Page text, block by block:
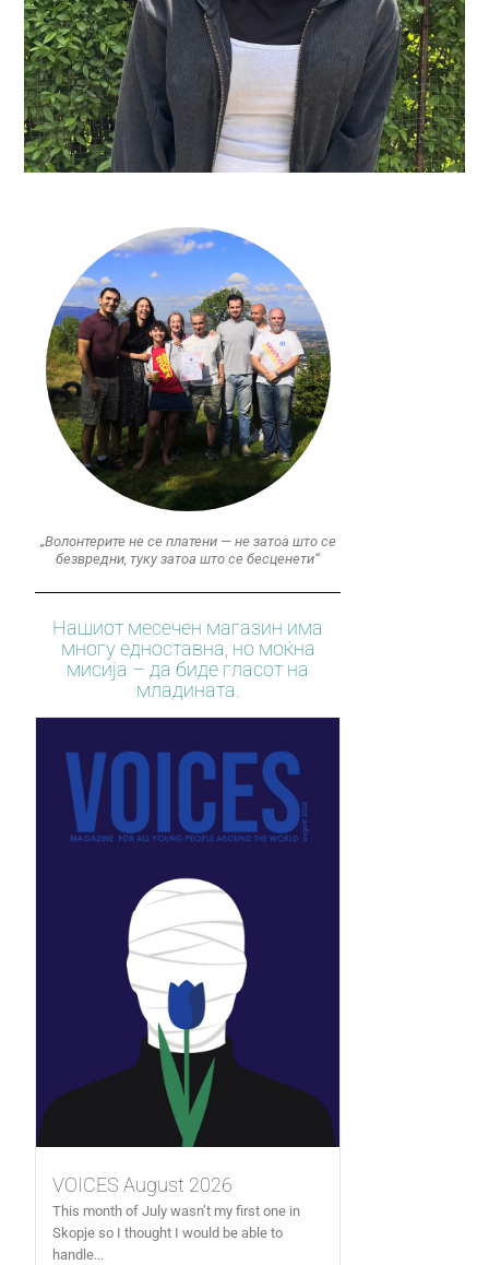
„Волонтерите не се платени — не затоа што се
безвредни, туку затоа што се бесценети“
Нашиот месечен магазин има
многу едноставна, но моќна
мисија – да биде гласот на
младината.
VOICES August 2026
This month of July wasn’t my first one in
Skopje so I thought I would be able to
handle...